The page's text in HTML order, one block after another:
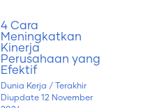
4 Cara
Meningkatkan
Kinerja
Perusahaan yang
Efektif
Dunia Kerja / Terakhir
Diupdate12 November